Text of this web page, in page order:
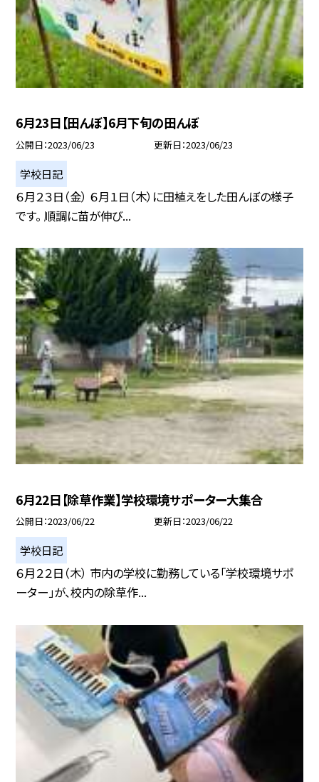
6月23日【田んぼ】6月下旬の田んぼ
公開日 2023/06/23 更新日 2023/06/23
学校日記
６月２３日（金） ６月１日（木）に田植えをした田んぼの様子
です。 順調に苗が伸び...
6月22日【除草作業】学校環境サポーター大集合
公開日 2023/06/22 更新日 2023/06/22
学校日記
６月２２日（木） 市内の学校に勤務している「学校環境サポ
ーター」が、校内の除草作...